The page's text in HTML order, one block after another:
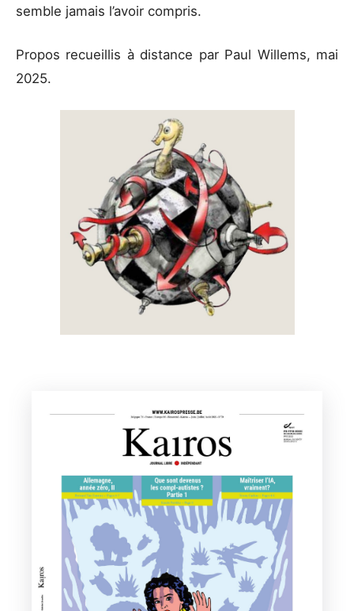
semble jamais l’avoir compris.
Propos recueillis à distance par Paul Willems, mai
2025.